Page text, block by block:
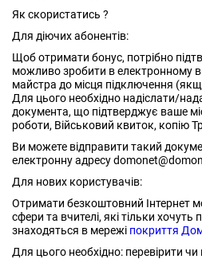
Як скористатись ?
Для діючих абонентів:
Щоб отримати бонус, потрібно
можливо зробити в електронному
майстра до місця підключення
Для цього необхідно надіслати/
документа, що підтверджує ваше
роботи, Військовий квиток, копію
Ви можете відправити такий
електронну адресу
Для нових користувачів:
Отримати безкоштовний Інтернет
сфери та вчителі, які тільки хочуть
знаходяться в мережі покриття
Для цього необхідно: перевірити